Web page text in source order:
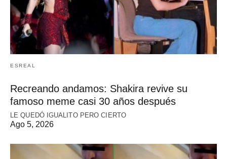
ESREAL
Recreando andamos: Shakira revive su
famoso meme casi 30 años después
LE QUEDÓ IGUALITO PERO CIERTO
Ago 5, 2026